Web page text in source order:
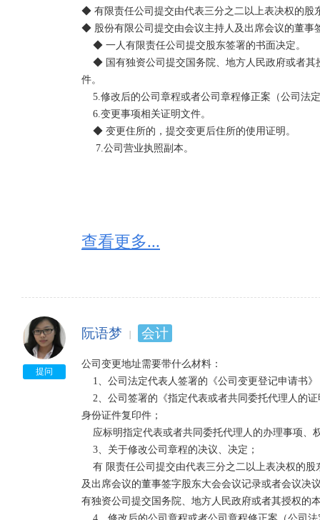
◆ 有限责任公司提交由代表三分之二以上表决权的股
◆ 股份有限公司提交由会议主持人及出席会议的董事
件。
     7.公司营业执照副本。
查看更多...
提问
阮语梦 会计
公司变更地址需要带什么材料：
身份证件复印件；
及出席会议的董事签字股东大会会议记录或者会议决
有独资公司提交国务院、地方人民政府或者其授权的